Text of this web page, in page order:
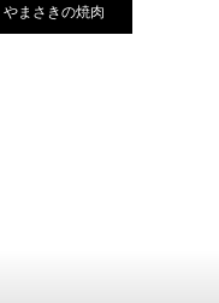
やまさきの焼肉